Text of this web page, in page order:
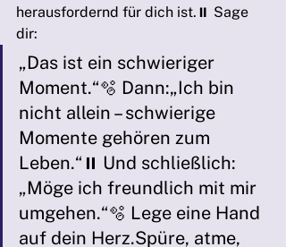
herausfordernd für dich ist.⏸️ Sage
dir:
„Das ist ein schwieriger
Moment.“🫧 Dann:„Ich bin
nicht allein – schwierige
Momente gehören zum
Leben.“⏸️ Und schließlich:
„Möge ich freundlich mit mir
umgehen.“🫧 Lege eine Hand
auf dein Herz.Spüre, atme,